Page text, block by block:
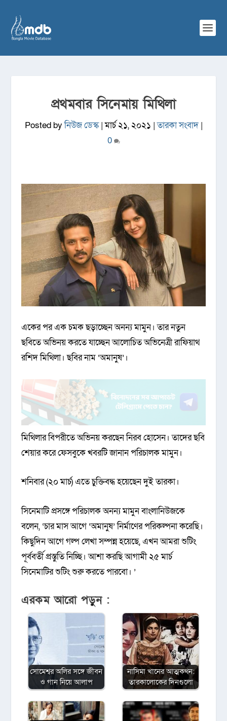
প্রথমবার সিনেমায় মিথিলা
Posted byনিউজ ডেস্ক|মার্চ ২১, ২০২১ |তারকা সংবাদ|
0
একের পর এক চমক ছড়াচ্ছেন অনন্য মামুন। তার নতুন
ছবিতে অভিনয় করতে যাচ্ছেন আলোচিত অভিনেত্রী রাফিয়াথ
রশিদ মিথিলা। ছবির নাম ‘অমানুষ’।
মিথিলার বিপরীতে অভিনয় করছেন নিরব হোসেন। তাদের ছবি
শেয়ার করে ফেসবুকে খবরটি জানান পরিচালক মামুন।
শনিবার (২০ মার্চ) এতে চুক্তিবদ্ধ হয়েছেন দুই তারকা।
সিনেমাটি প্রসঙ্গে পরিচালক অনন্য মামুন বাংলানিউজকে
বলেন, ‘চার মাস আগে ‘অমানুষ’ নির্মাণের পরিকল্পনা করেছি।
কিছুদিন আগে গল্প লেখা সম্পন্ন হয়েছে, এখন আমরা শুটিং
পূর্ববর্তী প্রস্তুতি নিচ্ছি। আশা করছি আগামী ২৫ মার্চ
সিনেমাটির শুটিং শুরু করতে পারবো। ’
এরকম আরো পড়ুন :
সোমেশ্বর অলির সঙ্গে জীবন
ও গান নিয়ে আলাপ
নাসিমা খানের আত্মকথন:
তারকালোকের দিনগুলো